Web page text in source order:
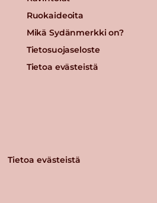
Ruokaideoita
Mikä Sydänmerkki on?
Tietosuojaseloste
Tietoa evästeistä
Tietoa evästeistä